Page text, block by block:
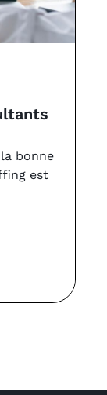
bonne
est